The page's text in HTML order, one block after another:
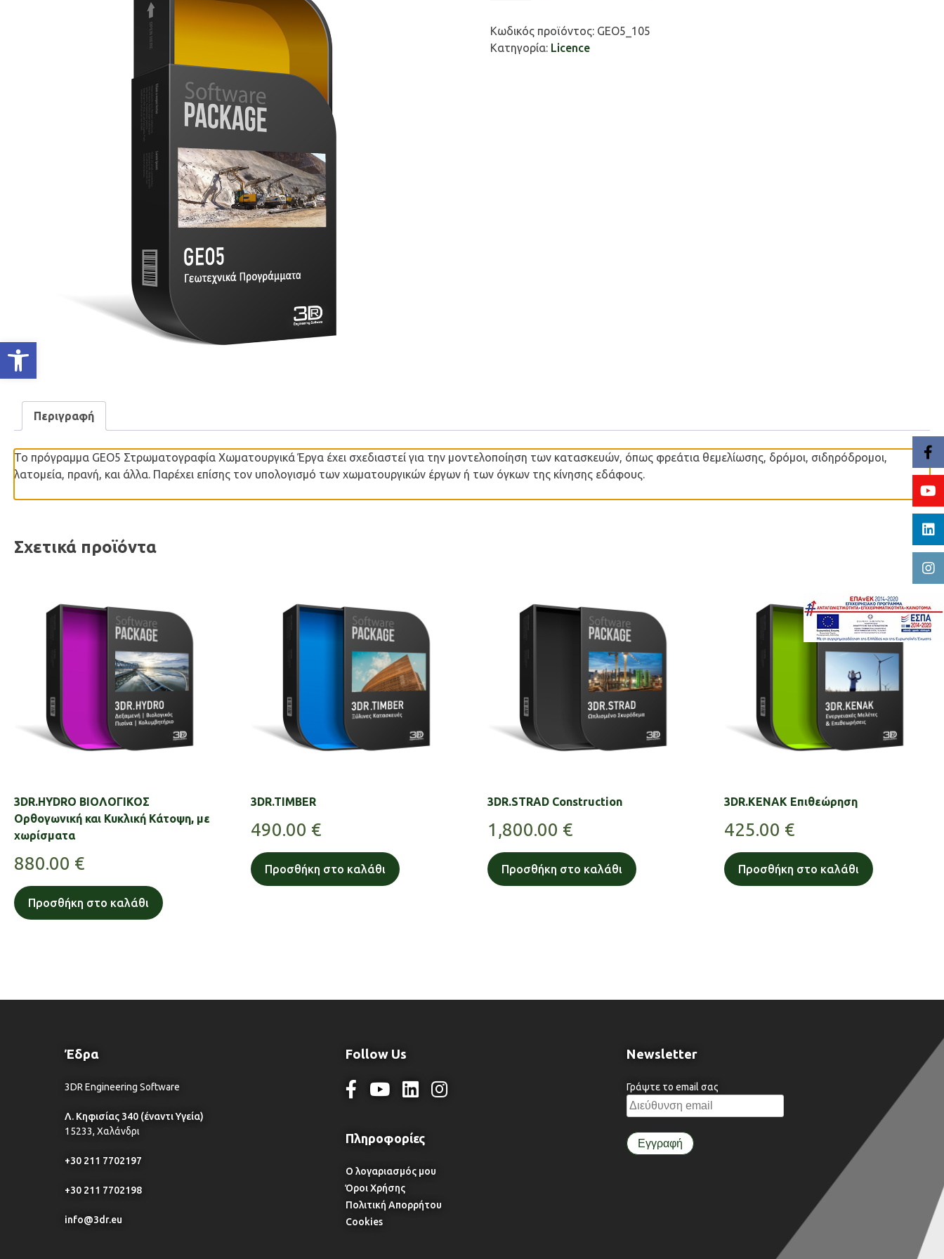
Ανοίξτε τη γραμμή εργαλείων
/
Stratigraphy
Κωδικός προϊόντος: GEO5_105
Κατηγορία: Licence
Περιγραφή
Το πρόγραμμα GEO5 Στρωματογραφία Χωματουργικά Έργα έχει σχεδιαστεί για την μοντελοποίηση των κατασκευών, όπως φρεάτια θεμελίωσης, δρόμοι, σιδηρόδρομοι,
λατομεία, πρανή, και άλλα. Παρέχει επίσης τον υπολογισμό των χωματουργικών έργων ή των όγκων της κίνησης εδάφους.
Σχετικά προϊόντα
3DR.HYDRO ΒΙΟΛΟΓΙΚΟΣ
Ορθογωνική και Κυκλική Κάτοψη, με
χωρίσματα
880.00 €
Προσθήκη στο καλάθι
3DR.TIMBER
490.00 €
Προσθήκη στο καλάθι
3DR.STRAD Construction
1,800.00 €
Προσθήκη στο καλάθι
3DR.KENAK Επιθεώρηση
425.00 €
Προσθήκη στο καλάθι
Έδρα
3DR Engineering Software
Λ. Κηφισίας 340 (έναντι Υγεία)
15233, Χαλάνδρι
+30 211 7702197
+30 211 7702198
info@3dr.eu
Follow Us
Ο λογαριασμός μου
Όροι Χρήσης
Πολιτική Απορρήτου
Cookies
Newsletter
Γράψτε το email σας